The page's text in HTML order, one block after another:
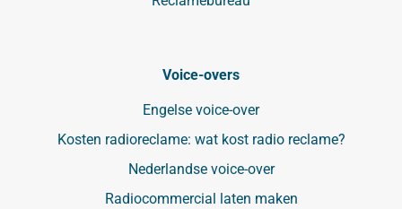
Voice-overs
Engelse voice-over
Kosten radioreclame: wat kost radio reclame?
Nederlandse voice-over
Radiocommercial laten maken